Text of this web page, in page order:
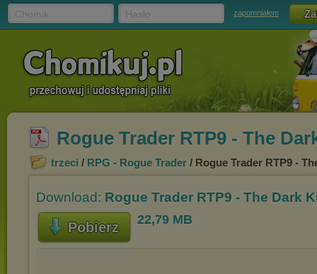
zapomniałem
Rogue Trader RTP9 - The
trzeci / RPG - Rogue Trader / Rogue Trader RTP9 -
Download: Rogue Trader RTP9 - The Dark
Pobierz 22,79 MB